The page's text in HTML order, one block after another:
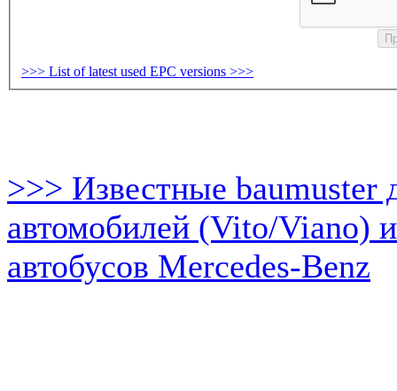
>>> List of latest used EPC versions >>>
>>> Известные baumuster
автомобилей (Vito/Viano)
автобусов Mercedes-Benz